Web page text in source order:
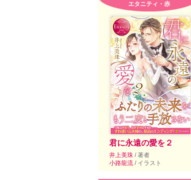
エタニティ・赤
君に永遠の愛を２
井上美珠 / 著者
小路龍流 / イラスト